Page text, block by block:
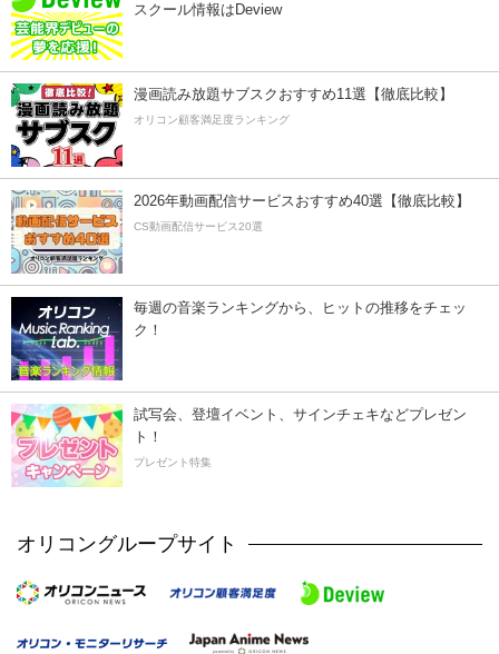
スクール情報はDeview
漫画読み放題サブスクおすすめ11選【徹底比較】
オリコン顧客満足度ランキング
2026年動画配信サービスおすすめ40選【徹底比較】
CS動画配信サービス20選
毎週の音楽ランキングから、ヒットの推移をチェッ
ク！
試写会、登壇イベント、サインチェキなどプレゼン
ト！
プレゼント特集
オリコングループサイト